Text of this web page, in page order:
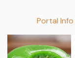
Portal Info